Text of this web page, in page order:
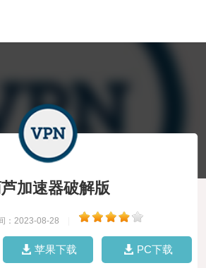
加速器破解版
：2023-08-28
苹果下载 PC下载